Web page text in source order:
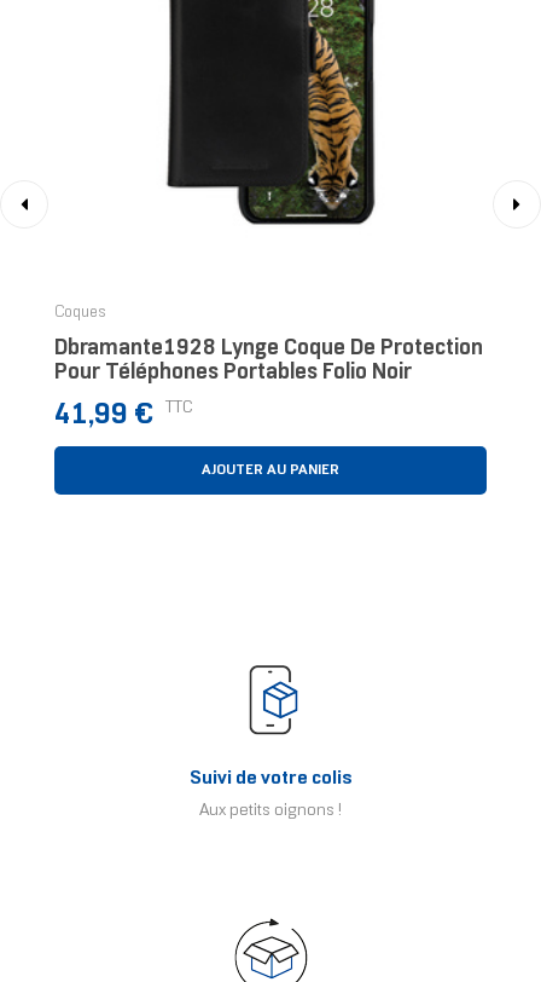
Coques
Dbramante1928 Lynge Coque De Protection
Pour Téléphones Portables Folio Noir
Prix
41,99 € TTC
AJOUTER AU PANIER
Suivi de votre colis
Aux petits oignons !